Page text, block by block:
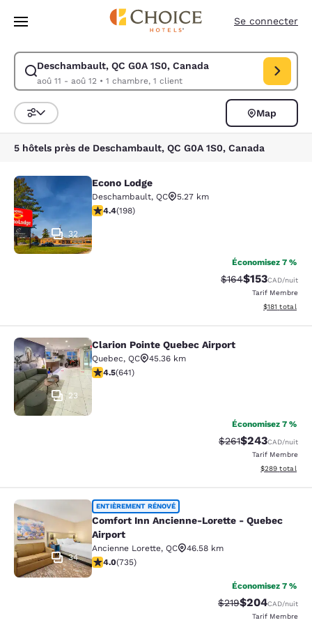
Sauter à Contenu Principal
Se connecter
Deschambault, QC G0A 1S0, Canada
aoû 11 - aoû 12• 1 chambre, 1 client
Modifier la recherche pour Deschambault, QC G0A 1S0, Canada. Date
Triez et filtrez
Map
5 hôtels près de Deschambault, QC G0A 1S0, Canada
Econo Lodge
32
Econo Lodge
Deschambault, QC
5.27 km
4.38 étoiles. Excellent. 198 commentaires
4.4(198)
Économisez 7 %
Tarif barré :
$164Tarif réduit :
$153CAD/nuit
Tarif Membre
Afficher les
$181 total
Clarion Pointe Quebec Airport
23
Clarion Pointe Quebec Airport
Quebec, QC
45.36 km
4.48 étoiles. Excellent. 641 commentaires
4.5(641)
Économisez 7 %
Tarif barré :
$261Tarif réduit :
$243CAD/nuit
Tarif Membre
Afficher les
$289 total
Comfort Inn Ancienne-Lorette -
34
ENTIÈREMENT RÉNOVÉ
Comfort Inn Ancienne-Lorette - Quebec
Airport
Ancienne Lorette, QC
46.58 km
4.02 étoiles. Très Bien. 735 commentaires
4.0(735)
Économisez 7 %
Tarif barré :
$219Tarif réduit :
$204CAD/nuit
Tarif Membre